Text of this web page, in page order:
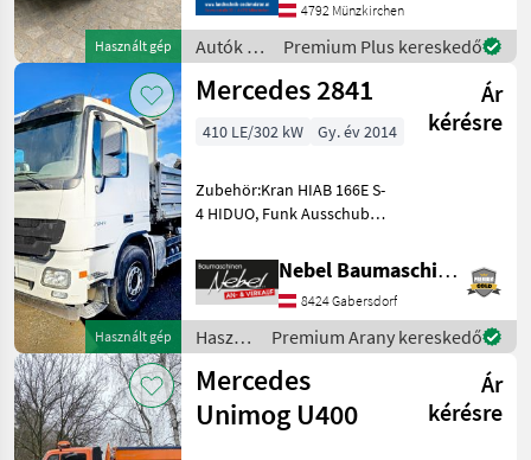
Használt gép
Danke Üzemanyag: Diesel,
Üzemanyag: ,
Sebességváltó, 5-ajtós, :
Sebességváltó Autók
4792 Münzkirchen
Autók /
Motorkerékpárok
/
Premium Plus kereskedő
Használt gép
Mercedes 2841
Ár
kérésre
410 LE/302 kW Gy. év 2014
Zubehör:Kran HIAB 166E S-
4 HIDUO, Funk Ausschub
6X2-Lift-Lenkachse.
Kerékképlet: 6x2, Automata
sebességváltó,
Üzemanyag:, : Automata
sebesség
Nebel Baumaschinen
8424 Gabersdorf
Haszonjárművek
/
Mercedes
Premium Arany kereskedő
Mercedes
Unimog U400
Ár
kérésre